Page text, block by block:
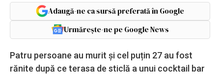
Adaugă-ne ca sursă preferată în Google
Urmărește-ne pe Google News
Patru persoane au murit și cel puțin 27 au fost
rănite după ce terasa de sticlă a unui cocktail bar